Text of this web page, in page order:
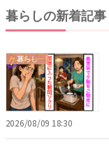
暮らしの新着記事
暮らし
2026/08/09 18:30